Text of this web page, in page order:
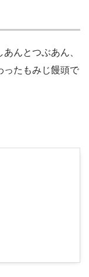
んとつぶあん、
ったもみじ饅頭で